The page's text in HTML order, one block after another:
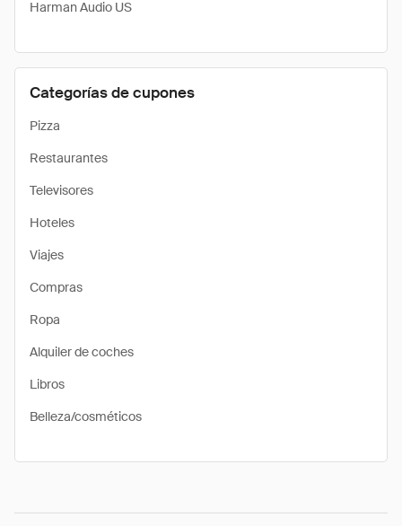
Harman Audio US
Categorías de cupones
Pizza
Restaurantes
Televisores
Hoteles
Viajes
Compras
Ropa
Alquiler de coches
Libros
Belleza/cosméticos